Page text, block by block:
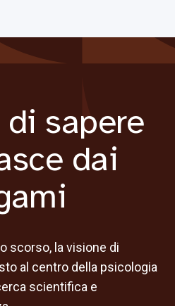
sapere
dai
scorso, la visione di
al centro della psicologia
scientifica e